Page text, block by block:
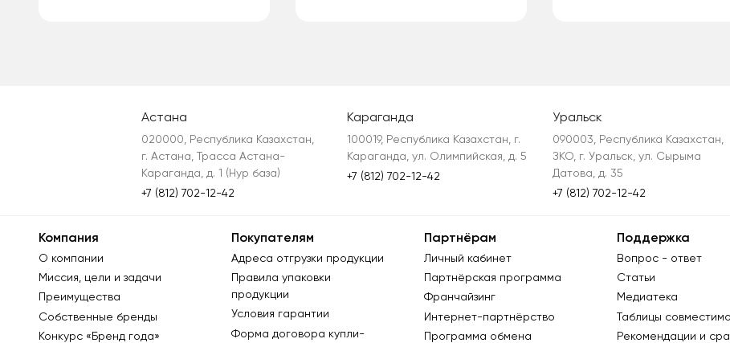
Астана
020000, Республика Казахстан,
г. Астана, Трасса Астана-
Караганда, д. 1 (Нур база)
+7 (812) 702-12-42
Караганда
100019, Республика Казахстан, г.
Караганда, ул. Олимпийская, д. 5
+7 (812) 702-12-42
Уральск
090003, Республика Казахстан,
ЗКО, г. Уральск, ул. Сырыма
Датова, д. 35
+7 (812) 702-12-42
Компания
О компании
Миссия, цели и задачи
Преимущества
Собственные бренды
Конкурс «Бренд года»
Покупателям
Адреса отгрузки продукции
Правила упаковки
продукции
Условия гарантии
Форма договора купли-
Партнёрам
Личный кабинет
Партнёрская программа
Франчайзинг
Интернет-партнёрство
Программа обмена
Поддержка
Вопрос - ответ
Статьи
Медиатека
Таблицы
Рекомендации и